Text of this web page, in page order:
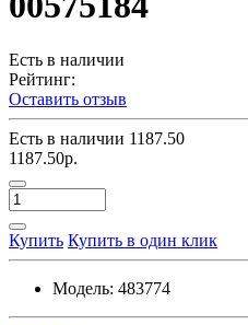
Есть в наличии
Рейтинг:
Оставить отзыв
Есть в наличии 1187.50
1187.50р.
Купить Купить в один клик
Модель: 483774